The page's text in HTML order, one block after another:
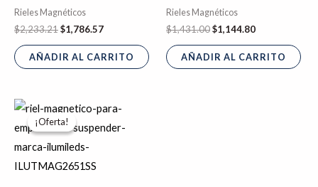
Rieles Magnéticos
$2,233.21$1,786.57
AÑADIR AL CARRITO
Rieles Magnéticos
$1,431.00$1,144.80
AÑADIR AL CARRITO
¡Oferta!
¡Oferta!
El
precio
original
era:
$1,909.03.
El
precio
actual